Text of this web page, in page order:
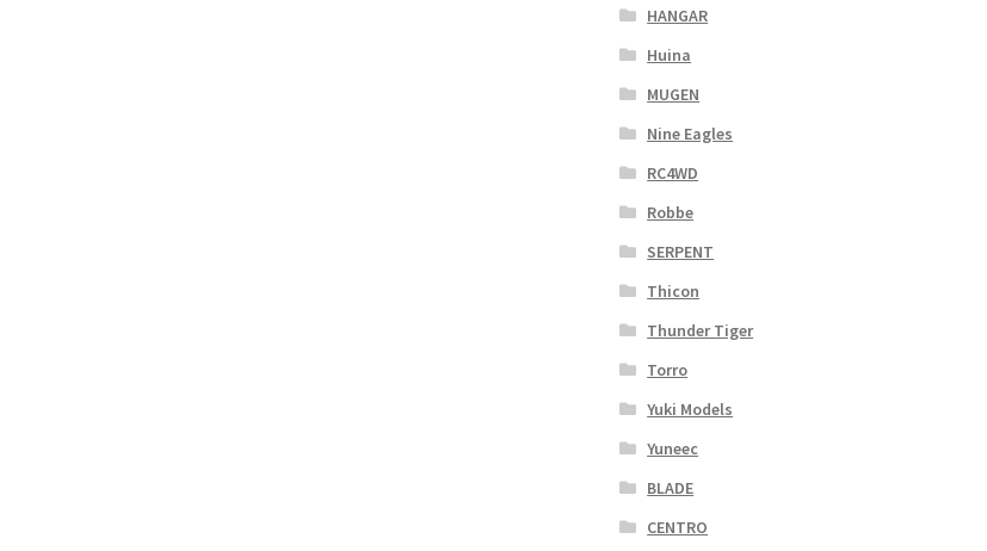
HANGAR
Huina
MUGEN
Nine Eagles
RC4WD
Robbe
SERPENT
Thicon
Thunder Tiger
Torro
Yuki Models
Yuneec
BLADE
CENTRO